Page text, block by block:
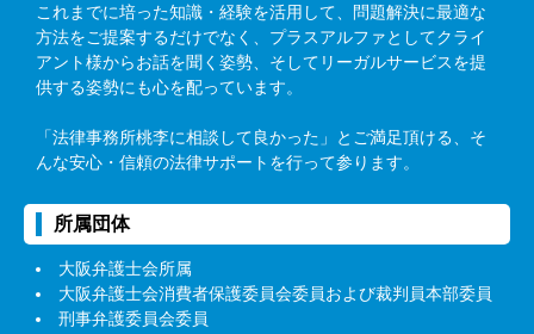
これまでに培った知識・経験を活用して、問題解決に最適な
方法をご提案するだけでなく、プラスアルファとしてクライ
アント様からお話を聞く姿勢、そしてリーガルサービスを提
供する姿勢にも心を配っています。
「法律事務所桃李に相談して良かった」とご満足頂ける、そ
んな安心・信頼の法律サポートを行って参ります。
所属団体
大阪弁護士会所属
大阪弁護士会消費者保護委員会委員および裁判員本部委員
刑事弁護委員会委員